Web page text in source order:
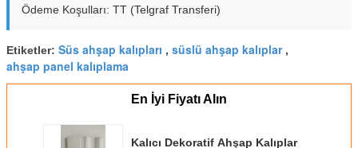
Ödeme Koşulları: TT (Telgraf Transferi)
Etiketler: Süs ahşap kalıpları , süslü ahşap kalıplar,
ahşap panel kalıplama
En İyi Fiyatı Alın
Kalıcı Dekoratif Ahşap Kalıplar